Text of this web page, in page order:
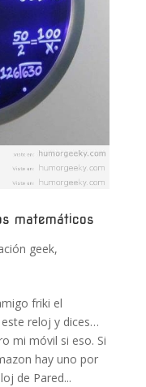
matemáticos
geek,
friki el
reloj y dices…
mi móvil si eso. Si
hay uno por
de Pared...